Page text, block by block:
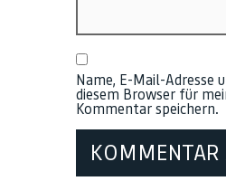
Name, E-Mail-Adresse
diesem Browser für
Kommentar speichern.